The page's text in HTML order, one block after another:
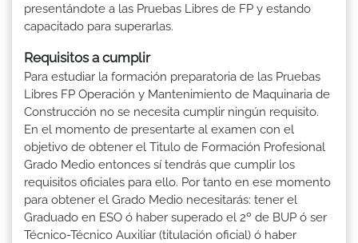
presentándote a las Pruebas Libres de FP y estando
capacitado para superarlas.
Requisitos a cumplir
Para estudiar la formación preparatoria de las Pruebas
Libres FP Operación y Mantenimiento de Maquinaria de
Construcción no se necesita cumplir ningún requisito.
En el momento de presentarte al examen con el
objetivo de obtener el Titulo de Formación Profesional
Grado Medio entonces sí tendrás que cumplir los
requisitos oficiales para ello. Por tanto en ese momento
para obtener el Grado Medio necesitarás: tener el
Graduado en ESO ó haber superado el 2º de BUP ó ser
Técnico-Técnico Auxiliar (titulación oficial) ó haber